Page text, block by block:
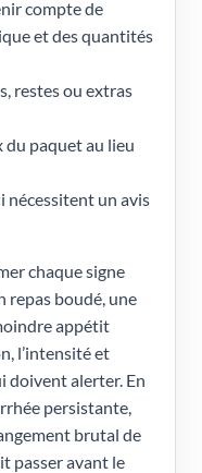
compte de
et des quantités
restes ou extras
paquet au lieu
nécessitent un avis
chaque signe
repas boudé, une
appétit
l’intensité et
doivent alerter. En
persistante,
brutal de
passer avant le